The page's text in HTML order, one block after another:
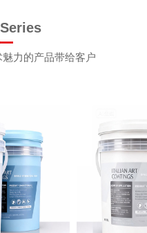
力的产品带给客户